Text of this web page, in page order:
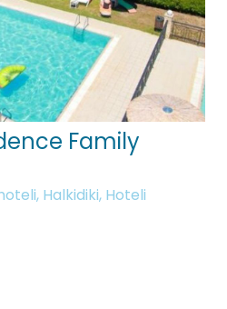
Family
, Halkidiki, Hoteli